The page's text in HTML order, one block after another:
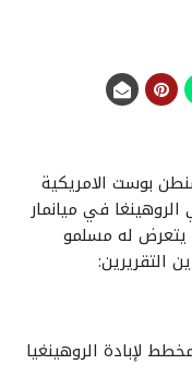
بوست الامريكية
في ميانمار
يتعرض له مسلمو
التقريرين:
لإبادة الروهينغيا